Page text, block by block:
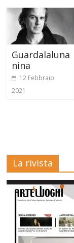
Guardalaluna
nina
12 Febbraio
2021
La rivista